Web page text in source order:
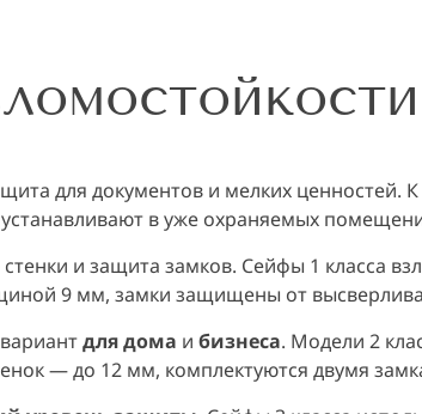
для документов и мелких ценностей.
в уже охраняемых
и защита замков. Сейфы 1 класса
9 мм, замки защищены от
для дома и бизнеса. Модели 2
— до 12 мм, комплектуются двумя